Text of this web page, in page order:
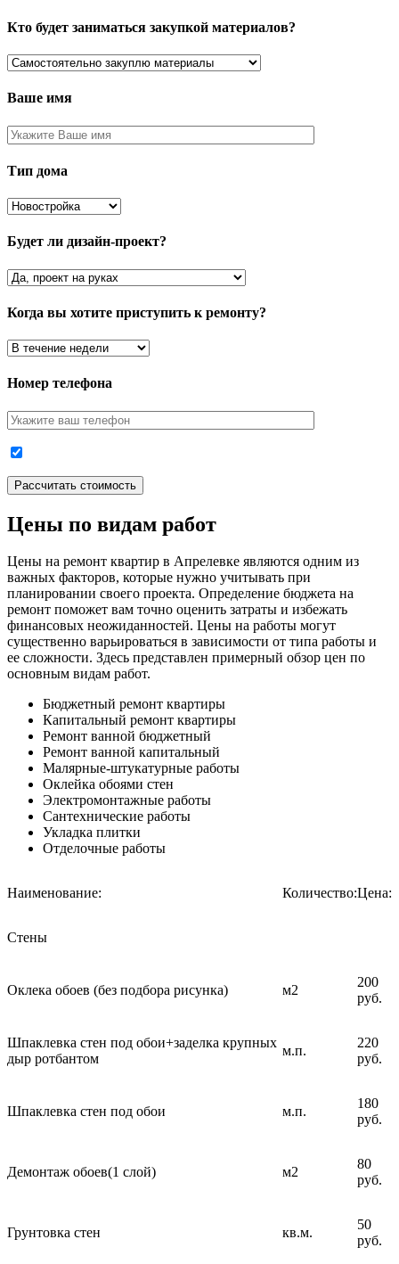
Кто будет заниматься закупкой материалов?
Ваше имя
Тип дома
Будет ли дизайн-проект?
Когда вы хотите приступить к ремонту?
Номер телефона
Цены по видам работ
Цены на ремонт квартир в Апрелевке являются одним из
важных факторов, которые нужно учитывать при
планировании своего проекта. Определение бюджета на
ремонт поможет вам точно оценить затраты и избежать
финансовых неожиданностей. Цены на работы могут
существенно варьироваться в зависимости от типа работы и
ее сложности. Здесь представлен примерный обзор цен по
основным видам работ.
Бюджетный ремонт квартиры
Капитальный ремонт квартиры
Ремонт ванной бюджетный
Ремонт ванной капитальный
Малярные-штукатурные работы
Оклейка обоями стен
Электромонтажные работы
Сантехнические работы
Укладка плитки
Отделочные работы
Наименование: Количество:Цена:
Стены
Оклека обоев (без подбора рисунка) м2
200
руб.
Шпаклевка стен под обои+заделка крупных
дыр ротбантом
м.п.
220
руб.
Шпаклевка стен под обои м.п.
180
руб.
Демонтаж обоев(1 слой) м2
80
руб.
Грунтовка стен кв.м.
50
руб.